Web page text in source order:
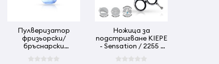
Пулверизатор
фризьорски/
бръснарски
Ножица за
подстригване KIEPE
- Sensation / 2255 -